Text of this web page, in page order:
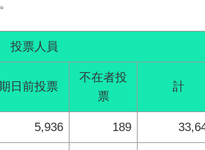
投票人員
日前投票
不在者投
票
計
5,936 189